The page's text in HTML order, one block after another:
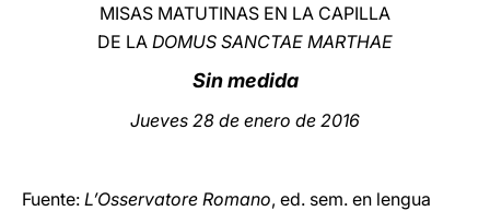
LATINE
MISAS MATUTINAS EN LA CAPILLA
DE LA DOMUS SANCTAE MARTHAE
Sin medida
Jueves 28 de enero de 2016
Fuente: L’Osservatore Romano, ed. sem. en lengua